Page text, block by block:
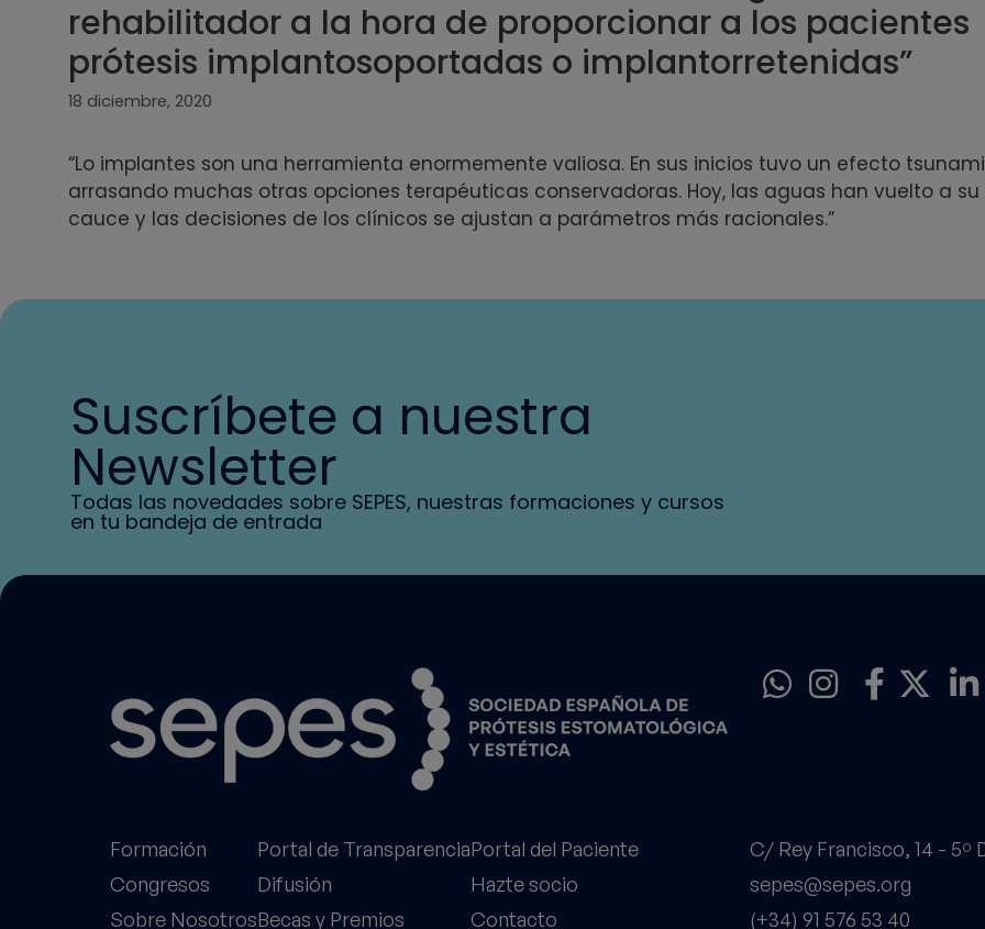
rehabilitador a la hora de proporcionar a los pacientes
prótesis implantosoportadas o implantorretenidas”
18 diciembre, 2020
“Lo implantes son una herramienta enormemente valiosa. En sus inicios tuvo un efecto
arrasando muchas otras opciones terapéuticas conservadoras. Hoy, las aguas han vuelto a su
cauce y las decisiones de los clínicos se ajustan a parámetros más racionales.”
Suscríbete a nuestra
Newsletter
Todas las novedades sobre SEPES, nuestras formaciones y cursos
en tu bandeja de entrada
Formación
Congresos
Sobre Nosotros
Portal de Transparencia
Difusión
Becas y Premios
Portal del Paciente
Hazte socio
Contacto
C/ Rey Francisco, 14 - 5º
sepes@sepes.org
(+34) 91 576 53 40